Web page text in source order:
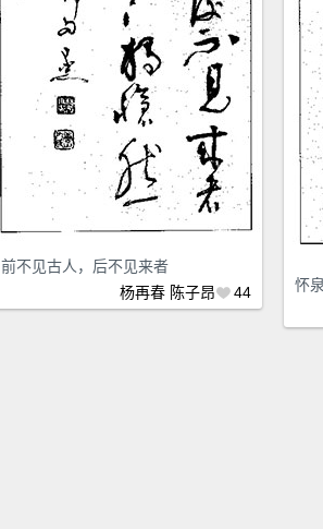
前不见古人，后不见来者
杨再春 陈子昂 44 怀